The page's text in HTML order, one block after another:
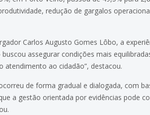
redução de gargalos
Carlos Augusto Gomes Lôbo, a
assegurar condições mais
atendimento ao cidadão”, destacou.
de forma gradual e dialogada, com
a gestão orientada por evidências pode